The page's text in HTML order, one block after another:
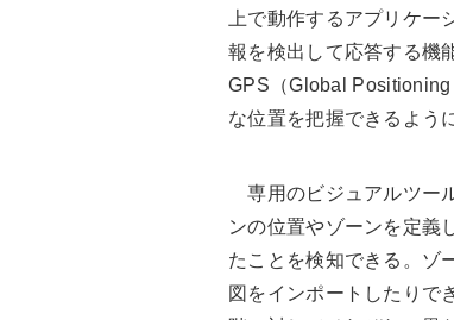
上で動作するアプリケ
報を検出して応答する機
GPS（Global
な位置を把握できるよう
専用のビジュアルツー
ンの位置やゾーンを定義
たことを検知できる。ゾ
図をインポートしたりで